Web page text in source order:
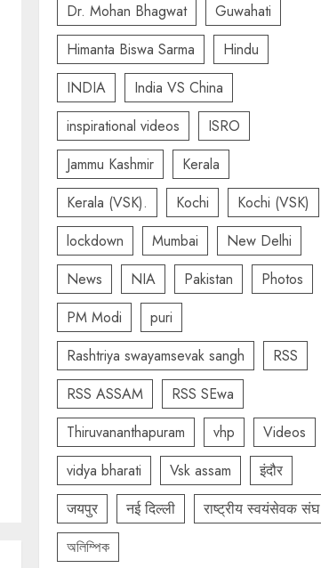
Dr. Mohan Bhagwat
Guwahati
Himanta Biswa Sarma
Hindu
INDIA
India VS China
inspirational videos
ISRO
Jammu Kashmir
Kerala
Kerala (VSK).
Kochi
Kochi (VSK)
lockdown
Mumbai
New Delhi
News
NIA Pakistan
Photos
PM Modi
puri
Rashtriya swayamsevak sangh
RSS
RSS ASSAM
RSS SEwa
Thiruvananthapuram
vhp
Videos
vidya bharati
Vsk assam
इंदौर
जयपुर
नई दिल्ली
राष्ट्रीय स्वयंसेवक संघ
অলিম্পিক